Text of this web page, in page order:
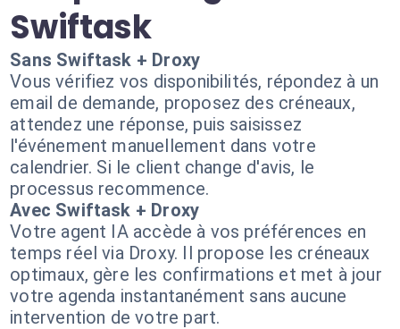
Swiftask
Sans Swiftask + Droxy
Vous vérifiez vos disponibilités, répondez à un
email de demande, proposez des créneaux,
attendez une réponse, puis saisissez
l'événement manuellement dans votre
calendrier. Si le client change d'avis, le
processus recommence.
Avec Swiftask + Droxy
Votre agent IA accède à vos préférences en
temps réel via Droxy. Il propose les créneaux
optimaux, gère les confirmations et met à jour
votre agenda instantanément sans aucune
intervention de votre part.